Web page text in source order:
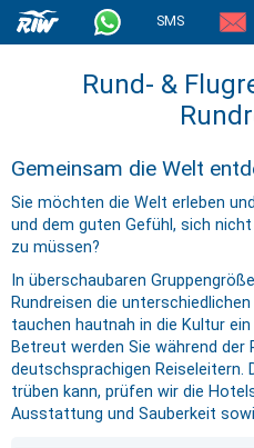
SMS
Rund- &
Gemeinsam die Welt
Sie möchten die Welt erleben
und dem guten Gefühl, sich
zu müssen?
In überschaubaren
Rundreisen die
tauchen hautnah in die Kultur
Betreut werden Sie während der
deutschsprachigen Reiseleitern.
trüben kann, prüfen wir die
Ausstattung und Sauberkeit